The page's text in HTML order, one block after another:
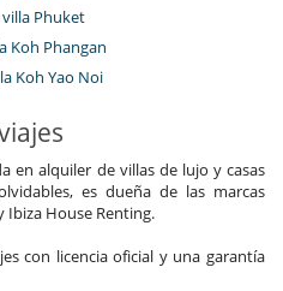
Phuket
Koh Phangan
Koh Yao Noi
en alquiler de villas de lujo y casas
es dueña de las marcas
Ibiza House Renting.
con licencia oficial y una garantía